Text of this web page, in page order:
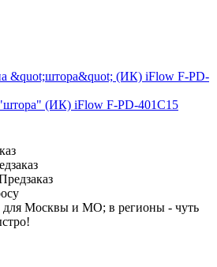
(ИК) iFlow F-PD-401C15
Москвы и МО; в регионы - чуть